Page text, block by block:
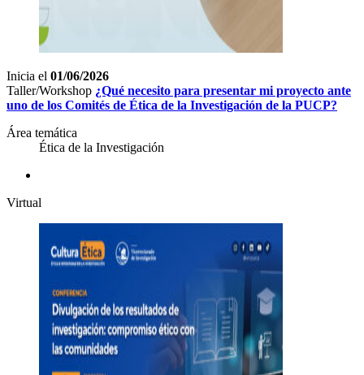
Inicia el 01/06/2026
Taller/Workshop ¿Qué necesito para presentar mi proyecto ante
uno de los Comités de Ética de la Investigación de la PUCP?
Área temática
Ética de la Investigación
Virtual